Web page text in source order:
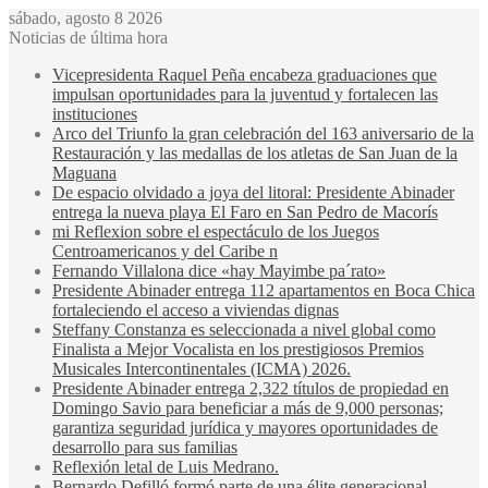
sábado, agosto 8 2026
Noticias de última hora
Vicepresidenta Raquel Peña encabeza graduaciones que
impulsan oportunidades para la juventud y fortalecen las
instituciones
Arco del Triunfo la gran celebración del 163 aniversario de la
Restauración y las medallas de los atletas de San Juan de la
Maguana
De espacio olvidado a joya del litoral: Presidente Abinader
entrega la nueva playa El Faro en San Pedro de Macorís
mi Reflexion sobre el espectáculo de los Juegos
Centroamericanos y del Caribe n
Fernando Villalona dice «hay Mayimbe pa´rato»
Presidente Abinader entrega 112 apartamentos en Boca Chica
fortaleciendo el acceso a viviendas dignas
Steffany Constanza es seleccionada a nivel global como
Finalista a Mejor Vocalista en los prestigiosos Premios
Musicales Intercontinentales (ICMA) 2026.
Presidente Abinader entrega 2,322 títulos de propiedad en
Domingo Savio para beneficiar a más de 9,000 personas;
garantiza seguridad jurídica y mayores oportunidades de
desarrollo para sus familias
Reflexión letal de Luis Medrano.